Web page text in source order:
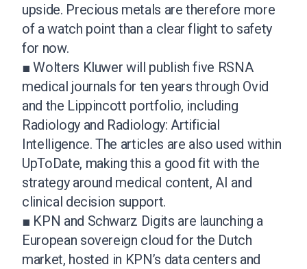
upside. Precious metals are therefore more
of a watch point than a clear flight to safety
for now.
■ Wolters Kluwer will publish five RSNA
medical journals for ten years through Ovid
and the Lippincott portfolio, including
Radiology and Radiology: Artificial
Intelligence. The articles are also used within
UpToDate, making this a good fit with the
strategy around medical content, AI and
clinical decision support.
■ KPN and Schwarz Digits are launching a
European sovereign cloud for the Dutch
market, hosted in KPN’s data centers and